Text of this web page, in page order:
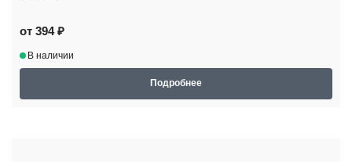
от 394 ₽
В наличии
Подробнее